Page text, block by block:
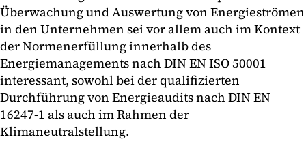
Überwachung und Auswertung von Energieströmen
in den Unternehmen sei vor allem auch im Kontext
der Normenerfüllung innerhalb des
Energiemanagements nach DIN EN ISO 50001
interessant, sowohl bei der qualifizierten
Durchführung von Energieaudits nach DIN EN
16247-1 als auch im Rahmen der
Klimaneutralstellung.